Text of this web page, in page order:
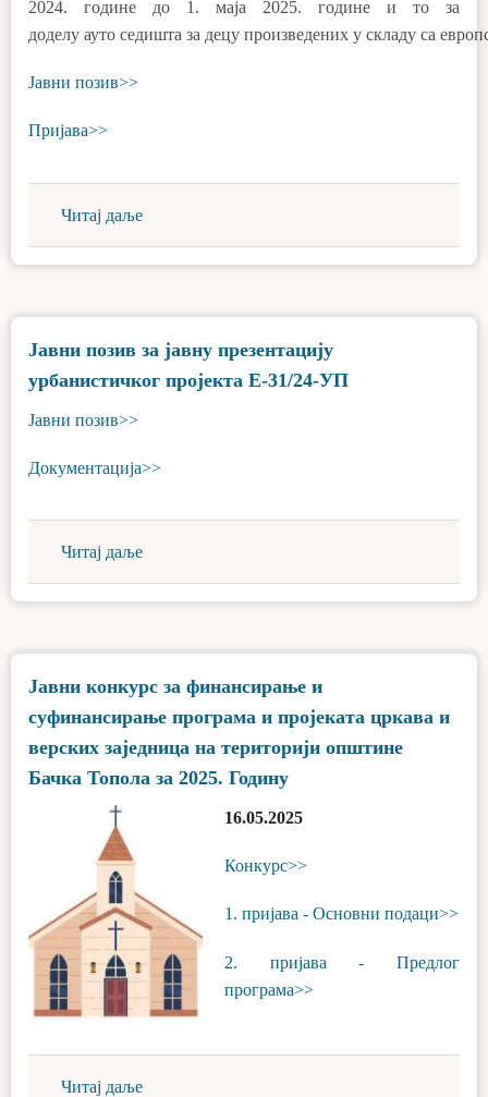
2024. године до 1. маја 2025. године и то за
доделу ауто седишта за децу произведених у складу са
Јавни позив>>
Пријава>>
Читај даље
Јавни позив за јавну презентацију
урбанистичког пројекта Е-31/24-УП
Јавни позив>>
Документација>>
Читај даље
Јавни конкурс за финансирање и
суфинансирање програма и пројеката цркава и
верских заједница на територији општине
Бачка Топола за 2025. Годину
16.05.2025
Конкурс>>
1. пријава - Основни подаци>>
2. пријава - Предлог
програма>>
Читај даље